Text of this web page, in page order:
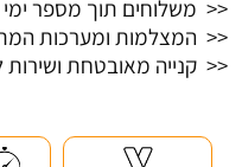
<< משלוחים תוך מספר
<< המצלמות ומערכות
<< קנייה מאובטחת ושירות